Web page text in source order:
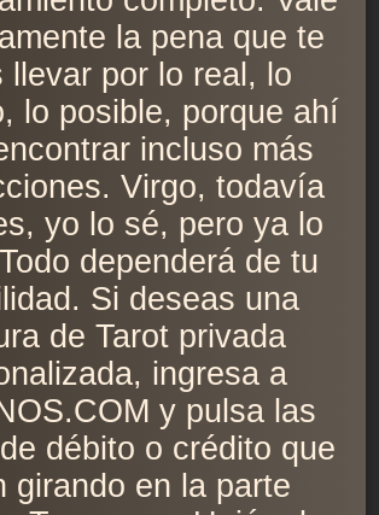
la pena que te
llevar por lo real, lo
lo posible, porque ahí
incluso más
Virgo, todavía
yo lo sé, pero ya lo
dependerá de tu
Si deseas una
de Tarot privada
ingresa a
y pulsa las
débito o crédito que
girando en la parte